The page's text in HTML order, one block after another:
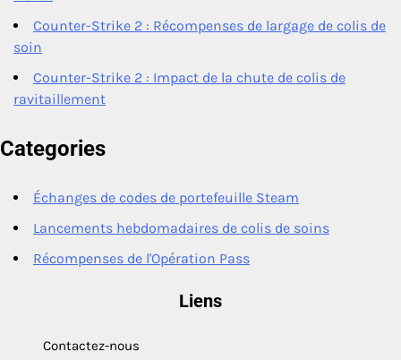
Counter-Strike 2 : Récompenses de largage de colis de
soin
Counter-Strike 2 : Impact de la chute de colis de
ravitaillement
Categories
Échanges de codes de portefeuille Steam
Lancements hebdomadaires de colis de soins
Récompenses de l'Opération Pass
Liens
Contactez-nous